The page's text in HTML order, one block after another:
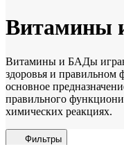
Витамины
Витамины и БАДы
здоровья и
основное
правильного
химических реакциях.
Фильтры